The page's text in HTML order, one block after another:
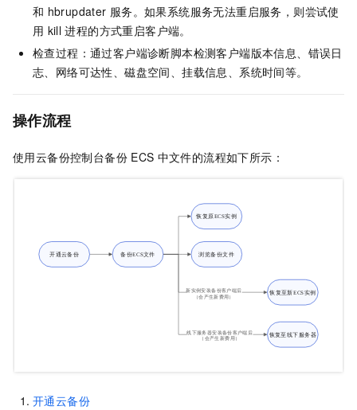
和 hbrupdater 服务。如果系统服务无法重启服务，则尝试使
用 kill 进程的方式重启客户端。
检查过程：通过客户端诊断脚本检测客户端版本信息、错误日
志、网络可达性、磁盘空间、挂载信息、系统时间等。
操作流程
使用云备份控制台备份 ECS 中文件的流程如下所示：
开通云备份